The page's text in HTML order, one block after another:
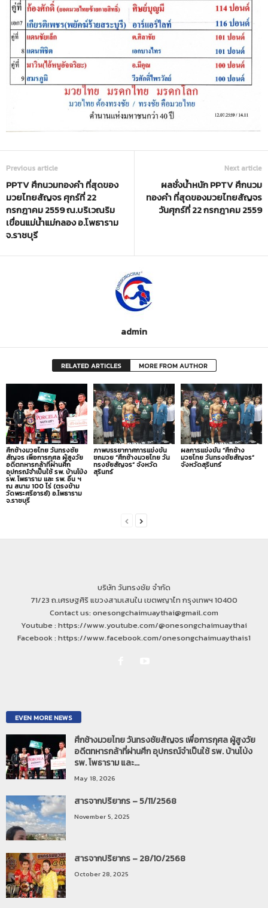
Previous article
PPTV ศึกนวมทองคำ ที่สุดของ
มวยไทยสัญจร ศุกร์ที่ 22
กรกฎาคม 2559 ณ.บริเวณริม
เขื่อนแม่น้ำแม่กลอง อ.โพธาราม
จ.ราชบุรี
Next article
ผลชั่งน้ำหนัก PPTV ศึกนวม
ทองคำ ที่สุดของมวยไทยสัญจร
วันศุกร์ที่ 22 กรกฎาคม 2559
admin
RELATED ARTICLES MORE FROM AUTHOR
ศึกช้างมวยไทย วันทรงชัย
สัญจร เพื่อการกุศล ผู้สูงวัย
อดีตทหารกล้าที่ผ่านศึก
อุปกรณ์จำเป็นใช้ รพ. บ้านโป่ง
รพ. โพธาราม และ รพ. อื่น ฯ
ณ สนาม 100 ไร่ (ตรงข้าม
วัดพระศรีอารย์) อ.โพธาราม
จ.ราชบุรี
ภาพบรรยากาศการแข่งขัน
ชกมวย “ศึกช้างมวยไทย วัน
ทรงชัยสัญจร” จังหวัด
สุรินทร์
ผลการแข่งขัน “ศึกช้าง
มวยไทย วันทรงชัยสัญจร”
จังหวัดสุรินทร์
บริษัท วันทรงชัย จำกัด
71/23 ถ.เศรษฐศิริ แขวงสามเสนใน เขตพญาไท กรุงเทพฯ 10400
Contact us: onesongchaimuaythai@gmail.com
Youtube : https://www.youtube.com/@onesongchaimuaythai
Facebook : https://www.facebook.com/onesongchaimuaythais1
EVEN MORE NEWS
ศึกช้างมวยไทย วันทรงชัยสัญจร เพื่อการกุศล ผู้สูงวัย
อดีตทหารกล้าที่ผ่านศึก อุปกรณ์จำเป็นใช้ รพ. บ้านโป่ง
รพ. โพธาราม และ...
May 18, 2026
สารจากปริยากร – 5/11/2568
November 5, 2025
สารจากปริยากร – 28/10/2568
October 28, 2025